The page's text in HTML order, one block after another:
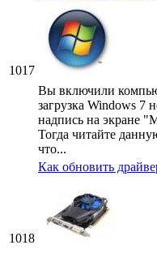
1017
Вы включили
загрузка Windows 7
надпись на экране
Тогда читайте
что...
1018
Как обновить